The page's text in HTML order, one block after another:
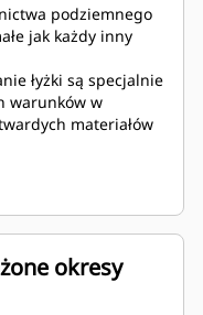
podziemnego
jak każdy inny
łyżki są specjalnie
warunków w
materiałów
zespołu łyżki,
z materiału
okresy